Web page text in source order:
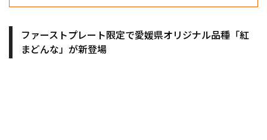
ファーストプレート限定で愛媛県オリジナル品種「紅
まどんな」が新登場